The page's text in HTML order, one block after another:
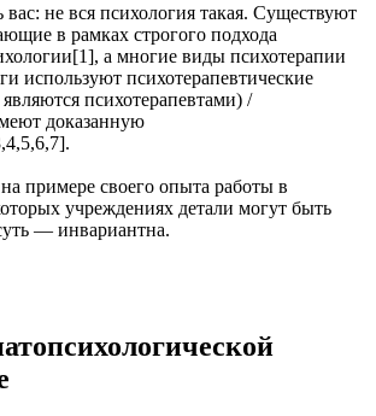
вас: не вся психология такая. Существуют
в рамках строгого подхода
а многие виды психотерапии
используют психотерапевтические
психотерапевтами) /
доказанную
на примере своего опыта работы в
учреждениях детали могут быть
— инвариантна.